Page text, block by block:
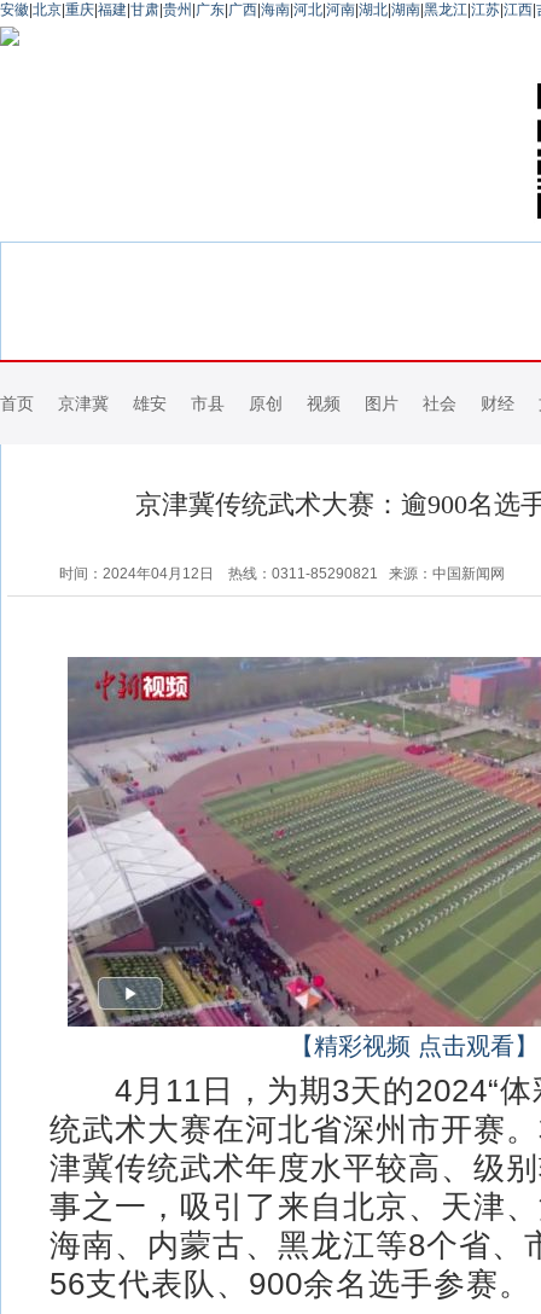
安徽 北京 重庆 福建 甘肃 贵州 广东 广西 海南 河北 河南 湖北 湖南 黑龙江 江苏 江西
首页 京津冀 雄安 市县 原创 视频 图片 社会 财经
京津冀传统武术大赛：逾900名选
时间：2024年04月12日 热线：0311-85290821 来源：中国新闻网
【精彩视频 点击观看】
4月11日，为期3天的2024“体
统武术大赛在河北省深州市开赛
津冀传统武术年度水平较高、级
事之一，吸引了来自北京、天津
海南、内蒙古、黑龙江等8个省、
56支代表队、900余名选手参赛。